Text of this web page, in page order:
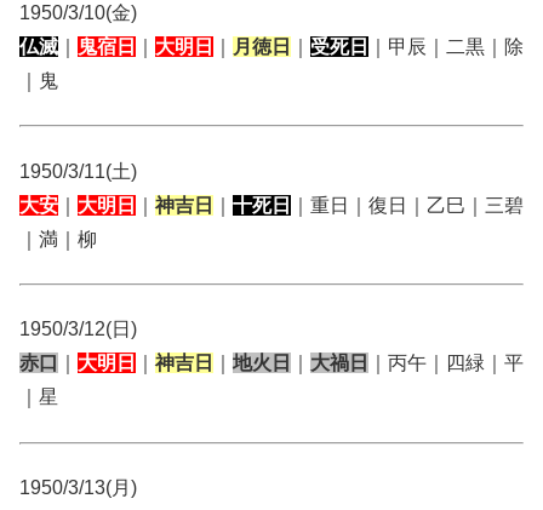
1950/3/10(金)
仏滅
鬼宿日 大明日 月徳日 受死日
｜甲辰｜二黒｜除
｜鬼
1950/3/11(土)
大安
大明日 神吉日 十死日
｜重日｜復日｜乙巳｜三碧
｜満｜柳
1950/3/12(日)
赤口
大明日 神吉日 地火日 大禍日
｜丙午｜四緑｜平
｜星
1950/3/13(月)